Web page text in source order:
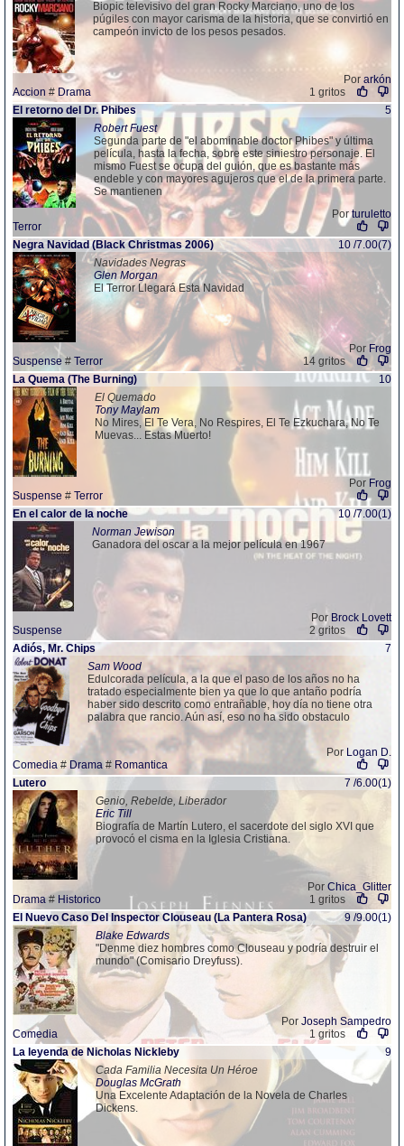
Biopic televisivo del gran Rocky Marciano, uno de los
púgiles con mayor carisma de la historia, que se convirtió en
campeón invicto de los pesos pesados.
Por arkón
Accion # Drama
1 gritos
El retorno del Dr. Phibes
5
Robert Fuest
Segunda parte de "el abominable doctor Phibes" y última
película, hasta la fecha, sobre este siniestro personaje. El
mismo Fuest se ocupa del guión, que es bastante más
endeble y con mayores agujeros que el de la primera parte.
Se mantienen
Porturuletto
Terror
Negra Navidad (Black Christmas 2006)
10 /7.00(7)
Navidades Negras
Glen Morgan
El Terror Llegará Esta Navidad
Por Frog
Suspense # Terror
14 gritos
La Quema (The Burning)
10
El Quemado
Tony Maylam
No Mires, El Te Vera, No Respires, El Te Ezkuchara, No Te
Muevas... Estas Muerto!
Por Frog
Suspense # Terror
En el calor de la noche
10 /7.00(1)
Norman Jewison
Ganadora del oscar a la mejor película en 1967
Por Brock Lovett
Suspense
2 gritos
Adiós, Mr. Chips
7
Sam Wood
Edulcorada película, a la que el paso de los años no ha
tratado especialmente bien ya que lo que antaño podría
haber sido descrito como entrañable, hoy día no tiene otra
palabra que rancio. Aún así, eso no ha sido obstaculo
Por Logan D.
Comedia # Drama # Romantica
Lutero
7 /6.00(1)
Genio, Rebelde, Liberador
Eric Till
Biografía de Martín Lutero, el sacerdote del siglo XVI que
provocó el cisma en la Iglesia Cristiana.
Por Chica_Glitter
Drama# Historico
1 gritos
El Nuevo Caso Del Inspector Clouseau (La Pantera Rosa)
9 /9.00(1)
Blake Edwards
"Denme diez hombres como Clouseau y podría destruir el
mundo" (Comisario Dreyfuss).
Por Joseph Sampedro
Comedia
1 gritos
La leyenda de Nicholas Nickleby
9
Cada Familia Necesita Un Héroe
Douglas McGrath
Una Excelente Adaptación de la Novela de Charles
Dickens.